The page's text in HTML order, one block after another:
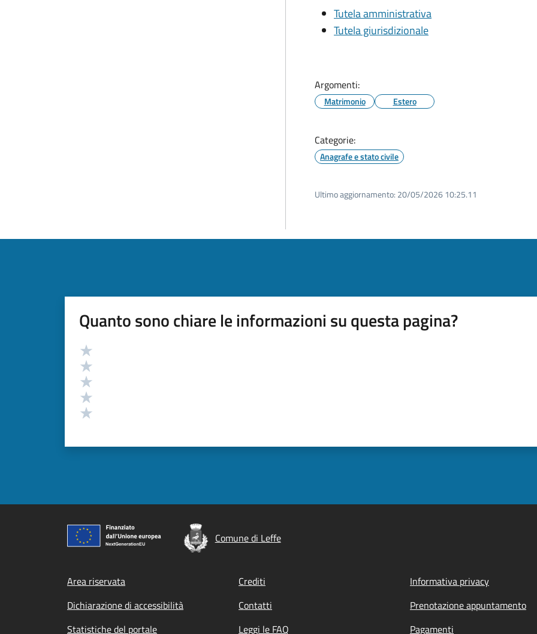
Tutela amministrativa
Tutela giurisdizionale
Argomenti:
Matrimonio Estero
Categorie:
Anagrafe e stato civile
Ultimo aggiornamento: 20/05/2026 10:25.11
Quanto sono chiare le informazioni su questa pagina?
Valutazione
Comune di Leffe
Footer menu
Area riservata Crediti
Informativa privacy
Dichiarazione di accessibilità
Contatti
Prenotazione appuntamento
Statistiche del portale
Leggi le FAQ Pagamenti